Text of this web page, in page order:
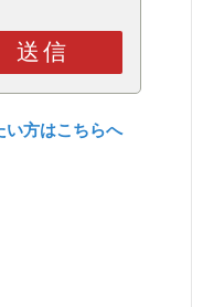
送信
い方はこちらへ